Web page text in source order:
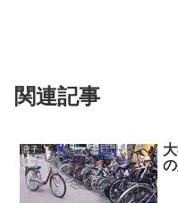
関連記事
息子